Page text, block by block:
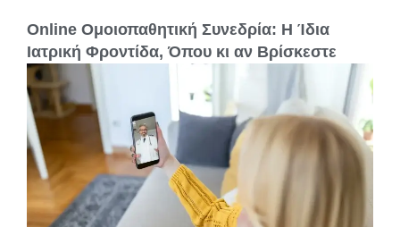
Online Ομοιοπαθητική Συνεδρία: Η Ίδια
Ιατρική Φροντίδα, Όπου κι αν Βρίσκεστε